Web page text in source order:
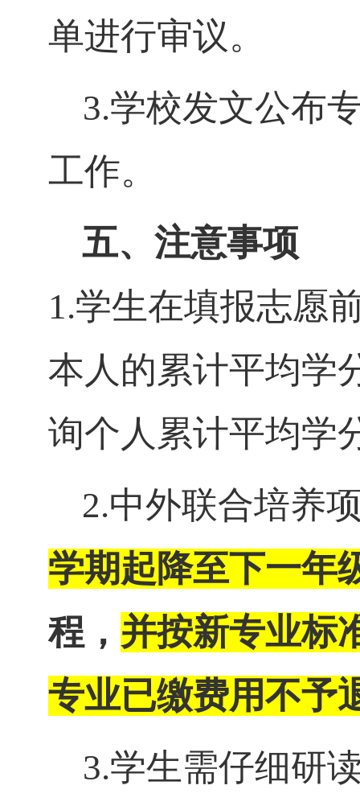
单进行审议。
3.学校发文公布
工作。
五、注意事项
1.学生在填报志愿
本人的累计平均学
询个人累计平均学
2.中外联合培养
学期起降至下一年
程， 并按新专业标
专业已缴费用不予
3.学生需仔细研